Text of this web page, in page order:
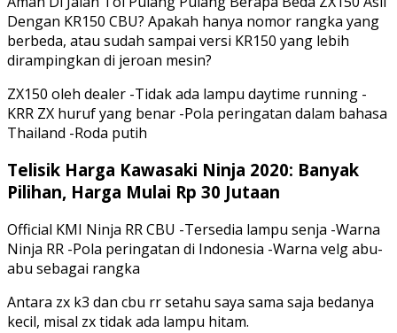
Dengan KR150 CBU? Apakah hanya nomor rangka yang
berbeda, atau sudah sampai versi KR150 yang lebih
dirampingkan di jeroan mesin?
ZX150 oleh dealer -Tidak ada lampu daytime running -
KRR ZX huruf yang benar -Pola peringatan dalam bahasa
Thailand -Roda putih
Telisik Harga Kawasaki Ninja 2020: Banyak
Pilihan, Harga Mulai Rp 30 Jutaan
Official KMI Ninja RR CBU -Tersedia lampu senja -Warna
Ninja RR -Pola peringatan di Indonesia -Warna velg abu-
abu sebagai rangka
Antara zx k3 dan cbu rr setahu saya sama saja bedanya
kecil, misal zx tidak ada lampu hitam.